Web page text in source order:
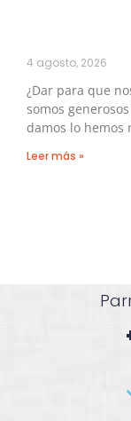
4 agosto, 2026
¿Dar para que
somos
damos lo hemos
Leer más »